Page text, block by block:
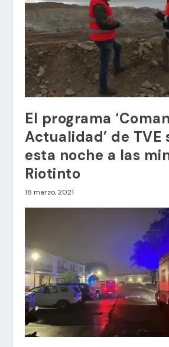
El programa
Actualidad’ de TVE
esta noche a las
Riotinto
18 marzo, 2021